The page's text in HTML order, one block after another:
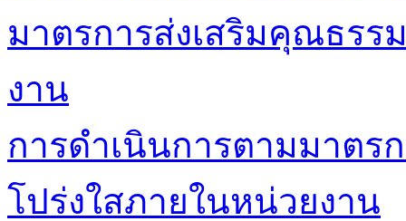
มาตรการส่งเสริมคุณธรร
งาน
การดำเนินการตามมาตร
โปร่งใสภายในหน่วยงาน